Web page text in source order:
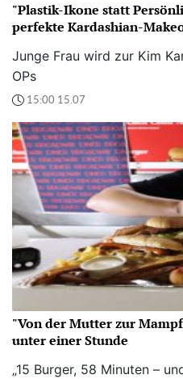
"Plastik-Ikone statt
perfekte Kardashian-
Junge Frau wird zur Kim
OPs
15:00 15.07
"Von der Mutter zur
unter einer Stunde
„15 Burger, 58 Minuten –